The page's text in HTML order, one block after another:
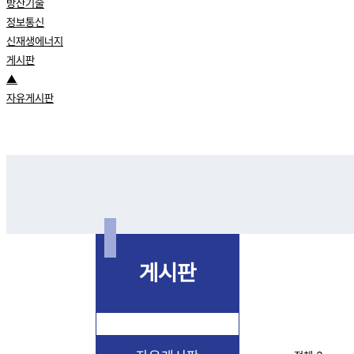
방산기술
정보통신
신재생에너지
게시판
▲
자유게시판
게시판